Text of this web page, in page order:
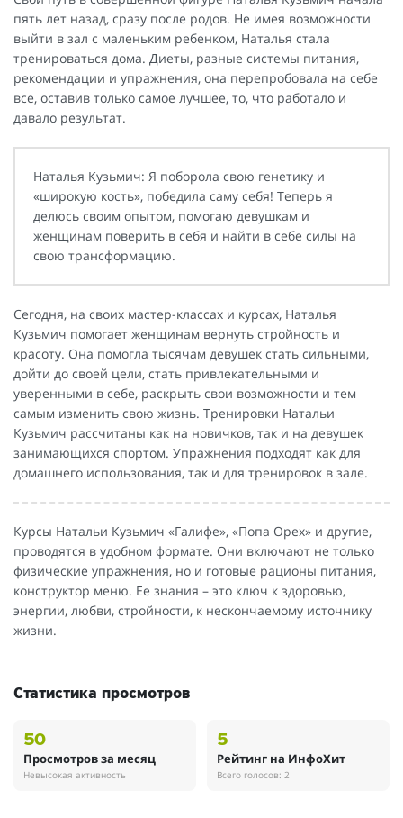
пять лет назад, сразу после родов. Не имея возможности
выйти в зал с маленьким ребенком, Наталья стала
тренироваться дома. Диеты, разные системы питания,
рекомендации и упражнения, она перепробовала на себе
все, оставив только самое лучшее, то, что работало и
давало результат.
Наталья Кузьмич: Я поборола свою генетику и
«широкую кость», победила саму себя! Теперь я
делюсь своим опытом, помогаю девушкам и
женщинам поверить в себя и найти в себе силы на
свою трансформацию.
Сегодня, на своих мастер-классах и курсах, Наталья
Кузьмич помогает женщинам вернуть стройность и
красоту. Она помогла тысячам девушек стать сильными,
дойти до своей цели, стать привлекательными и
уверенными в себе, раскрыть свои возможности и тем
самым изменить свою жизнь. Тренировки Натальи
Кузьмич рассчитаны как на новичков, так и на девушек
занимающихся спортом. Упражнения подходят как для
домашнего использования, так и для тренировок в зале.
Курсы Натальи Кузьмич «Галифе», «Попа Орех» и другие,
проводятся в удобном формате. Они включают не только
физические упражнения, но и готовые рационы питания,
конструктор меню. Ее знания – это ключ к здоровью,
энергии, любви, стройности, к нескончаемому источнику
жизни.
Статистика просмотров
50
Просмотров за месяц
Невысокая активность
5
Рейтинг на ИнфоХит
Всего голосов: 2